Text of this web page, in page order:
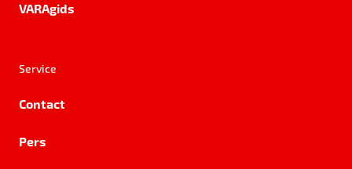
VARAgids
Service
Contact
Pers